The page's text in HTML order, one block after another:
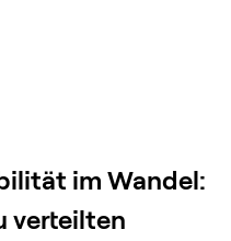
im Wandel:
verteilten